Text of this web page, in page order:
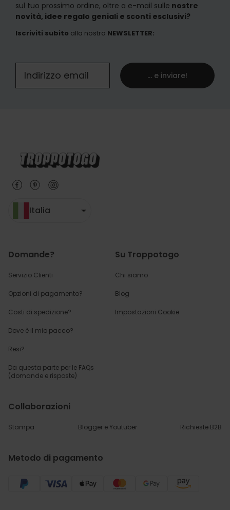
sul tuo prossimo ordine, oltre a e-mail sulle nostre
novità, idee regalo geniali e sconti esclusivi?
Iscriviti subito alla nostra NEWSLETTER:
... e inviare!
Italia
Domande?
Servizio Clienti
Opzioni di pagamento?
Costi di spedizione?
Dove è il mio pacco?
Resi?
Da questa parte per le FAQs
(domande e risposte)
Su Troppotogo
Chi siamo
Blog
Impostazioni Cookie
Collaborazioni
Stampa Blogger e Youtuber Richieste B2B
Metodo di pagamento